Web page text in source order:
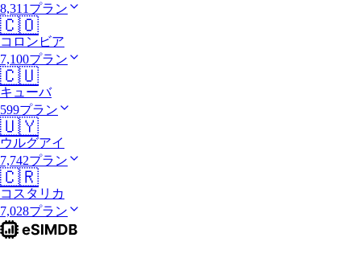
8,311プラン
🇨🇴
コロンビア
7,100プラン
🇨🇺
キューバ
599プラン
🇺🇾
ウルグアイ
7,742プラン
🇨🇷
コスタリカ
7,028プラン